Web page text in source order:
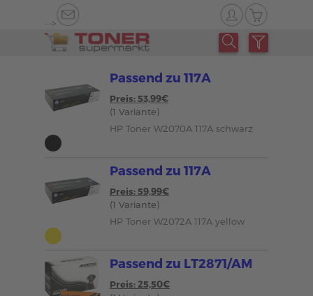
-->
Passend zu 117A
Preis: 53,99€
(1 Variante)
HP Toner W2070A 117A schwarz
Passend zu 117A
Preis: 59,99€
(1 Variante)
HP Toner W2072A 117A yellow
Passend zu LT2871/AM
Preis: 25,50€